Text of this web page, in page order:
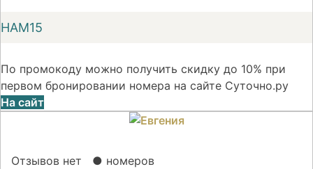
НАМ15
По промокоду можно получить скидку до 10% при
первом бронировании номера на сайте Суточно.ру
На сайт
Отзывов нет ● номеров